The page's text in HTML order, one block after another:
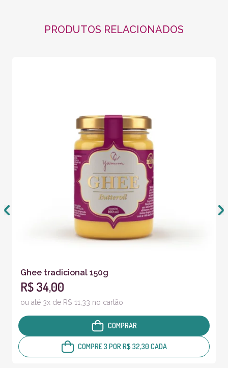
PRODUTOS RELACIONADOS
Ghee tradicional 150g
R$ 34,00
ou até 3x de R$ 11,33 no cartão
COMPRAR
COMPRE 3 POR R$ 32,30 CADA